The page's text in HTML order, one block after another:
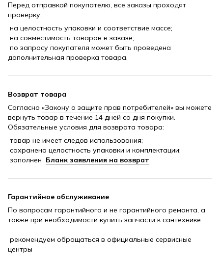
Перед отправкой покупателю, все заказы проходят
проверку:
на целостность упаковки и соответствие массе;
на совместимость товаров в заказе;
по запросу покупателя может быть проведена
дополнительная проверка товара.
Возврат товара
Согласно «Закону о защите прав потребителей» вы можете
вернуть товар в течение 14 дней со дня покупки.
Обязательные условия для возврата товара:
товар не имеет следов использования;
сохранена целостность упаковки и комплектации;
заполнен Бланк заявления на возврат
Гарантийное обслуживание
По вопросам гарантийного и не гарантийного ремонта, а
также при необходимости купить запчасти к сантехнике
рекомендуем обращаться в официальные сервисные
центры